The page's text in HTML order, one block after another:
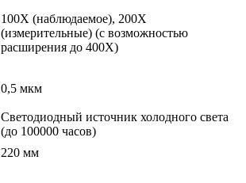
100X (наблюдаемое), 200X
(измерительные) (с возможностью
расширения до 400Х)
0,5 мкм
Светодиодный источник холодного света
(до 100000 часов)
220 мм